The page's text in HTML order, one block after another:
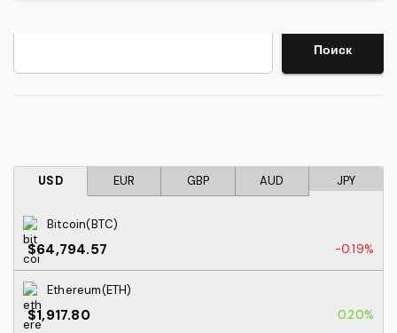
Поиск
USD EUR GBP AUD JPY
Bitcoin(BTC)
$64,794.57 -0.19%
Ethereum(ETH)
$1,917.80 0.20%